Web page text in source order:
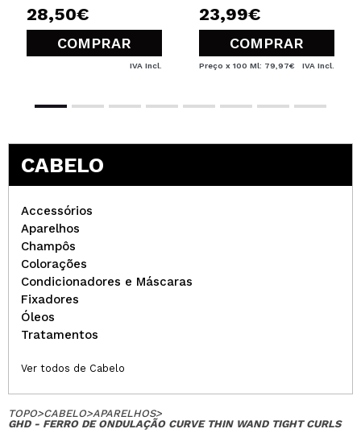
28,50€
COMPRAR
IVA Incl.
23,99€
COMPRAR
Preço x 100 Ml: 79,97€ IVA Incl.
CABELO
Accessórios
Aparelhos
Champôs
Colorações
Condicionadores e Máscaras
Fixadores
Óleos
Tratamentos
Ver todos de Cabelo
TOPO>CABELO>APARELHOS>
GHD - FERRO DE ONDULAÇÃO CURVE THIN WAND TIGHT CURLS